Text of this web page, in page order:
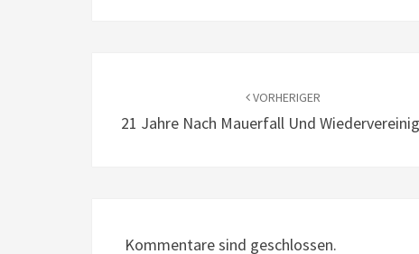
VORHERIGER
21 Jahre Nach Mauerfall Und
Kommentare sind geschlossen.